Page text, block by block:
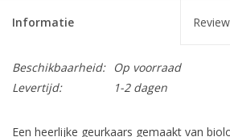
Informatie
Beschikbaarheid:
Op voorraad
Levertijd:
1-2 dagen
Een heerlijke geurkaars gemaakt van